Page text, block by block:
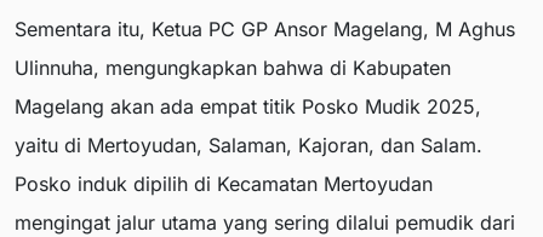
Sementara itu, Ketua PC GP Ansor Magelang, M Aghus
Ulinnuha, mengungkapkan bahwa di Kabupaten
Magelang akan ada empat titik Posko Mudik 2025,
yaitu di Mertoyudan, Salaman, Kajoran, dan Salam.
Posko induk dipilih di Kecamatan Mertoyudan
mengingat jalur utama yang sering dilalui pemudik dari